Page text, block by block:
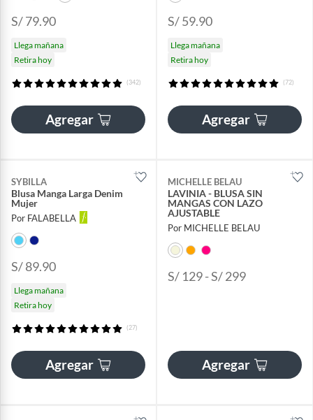
S/ 79.90
Llega mañana
Retira hoy
(342)
Agregar
S/ 59.90
Llega mañana
Retira hoy
(72)
Agregar
SYBILLA
Blusa Manga Larga Denim
Mujer
Por FALABELLA
S/ 89.90
Llega mañana
Retira hoy
(27)
Agregar
MICHELLE BELAU
LAVINIA - BLUSA SIN
MANGAS CON LAZO
AJUSTABLE
Por MICHELLE BELAU
S/ 129 - S/ 299
Agregar